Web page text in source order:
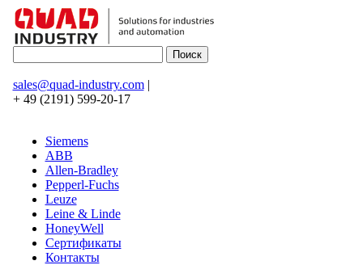
sales@quad-industry.com|
+ 49 (2191) 599-20-17
Siemens
ABB
Allen-Bradley
Pepperl-Fuchs
Leuze
Leine & Linde
HoneyWell
Сертификаты
Контакты